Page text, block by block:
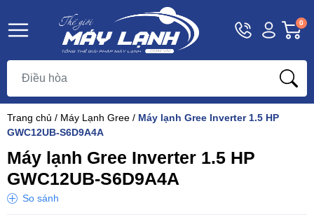
Hotline
1800
Tài
khoản
Khách
0
Trang chủ / Máy Lạnh Gree / Máy lạnh Gree Inverter 1.5 HP
GWC12UB-S6D9A4A
Máy lạnh Gree Inverter 1.5 HP
GWC12UB-S6D9A4A
So sánh